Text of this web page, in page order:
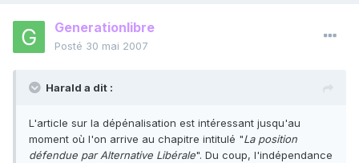
Generationlibre
Posté 30 mai 2007
Harald a dit :
L'article sur la dépénalisation est intéressant jusqu'au
moment où l'on arrive au chapitre intitulé "La position
défendue par Alternative Libérale". Du coup, l'indépendance